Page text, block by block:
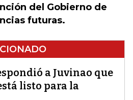
del Gobierno de
futuras.
a Juvinao que
listo para la